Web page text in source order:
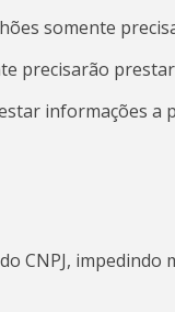
somente
precisarão
informações
CNPJ, impedindo